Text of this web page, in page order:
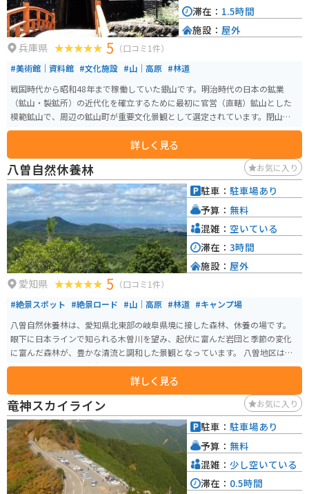
兵庫県 5 （口コミ1件）
#美術館｜資料館 #文化施設 #山｜高原 #林道
戦国時代から昭和48年まで稼働していた銀山です。明治時代の日本の鉱業
（鉱山・製鉱所）の近代化を確立するために最初に官営（直轄）鉱山とした
模範鉱山で、周辺の鉱山町が重要文化景観として選定されています。閉山後
は三菱鉱業が周辺で事業を行っています。
詳しく見る
滞在： 1.5時間
施設： 屋外
八曽自然休養林 お気に入り
愛知県 5 （口コミ1件）
#絶景スポット #絶景ロード #山｜高原 #林道 #キャンプ場
八曽自然休養林は、愛知県北東部の岐阜県境に接した森林、休養の場です。
眼下に日本ラインで知られる木曽川を望み、起伏に富んだ岩団と季節の変化
に富んだ森林が、豊かな清流と調和した景観となっています。 八曽地区は、
黒平山を中心とした広大な緑の丘陵地帯を形成しています。森の中には五条
川が流れ、厳頭洞、八曽滝などが見られる渓流と、天狗岩と呼ばれる奇岩な
ど変化に富んだ自然景観を満喫できます。
詳しく見る
駐車： 駐車場あり
予算： 無料
混雑： 空いている
滞在： 3時間
施設： 屋外
竜神スカイライン お気に入り
駐車： 駐車場あり
予算： 無料
混雑： 少し空いている
滞在： 0.5時間